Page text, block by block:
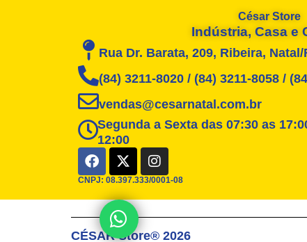
César Store
Indústria, Casa e
Rua Dr. Barata, 209, Ribeira, Natal/
(84) 3211-8020 / (84) 3211-8058 /
vendas@cesarnatal.com.br
Segunda a Sexta das 07:30 as
12:00
F
a
c
e
b
o
o
X
-
t
w
i
t
t
I
n
s
t
g
r
CNPJ: 08.397.333/0001-08
CÉSAR Store® 2026
Posso ajudar?